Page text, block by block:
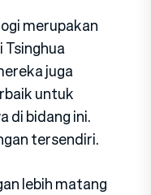
merupakan
juga
untuk
di bidang ini.
tersendiri.
lebih matang